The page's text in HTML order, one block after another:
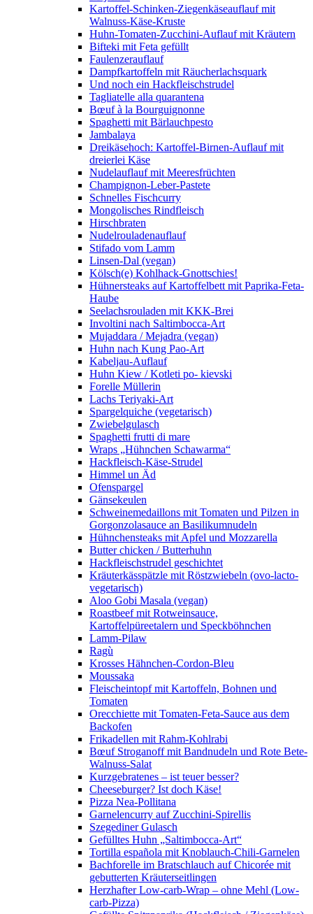
Kartoffel-Schinken-Ziegenkäseauflauf mit
Walnuss-Käse-Kruste
Huhn-Tomaten-Zucchini-Auflauf mit Kräutern
Bifteki mit Feta gefüllt
Faulenzerauflauf
Dampfkartoffeln mit Räucherlachsquark
Und noch ein Hackfleischstrudel
Tagliatelle alla quarantena
Bœuf à la Bourguignonne
Spaghetti mit Bärlauchpesto
Jambalaya
Dreikäsehoch: Kartoffel-Birnen-Auflauf mit
dreierlei Käse
Nudelauflauf mit Meeresfrüchten
Champignon-Leber-Pastete
Schnelles Fischcurry
Mongolisches Rindfleisch
Hirschbraten
Nudelrouladenauflauf
Stifado vom Lamm
Linsen-Dal (vegan)
Kölsch(e) Kohlhack-Gnottschies!
Hühnersteaks auf Kartoffelbett mit Paprika-Feta-
Haube
Seelachsrouladen mit KKK-Brei
Involtini nach Saltimbocca-Art
Mujaddara / Mejadra (vegan)
Huhn nach Kung Pao-Art
Kabeljau-Auflauf
Huhn Kiew / Kotleti po- kievski
Forelle Müllerin
Lachs Teriyaki-Art
Spargelquiche (vegetarisch)
Zwiebelgulasch
Spaghetti frutti di mare
Wraps „Hühnchen Schawarma“
Hackfleisch-Käse-Strudel
Himmel un Äd
Ofenspargel
Gänsekeulen
Schweinemedaillons mit Tomaten und Pilzen in
Gorgonzolasauce an Basilikumnudeln
Hühnchensteaks mit Apfel und Mozzarella
Butter chicken / Butterhuhn
Hackfleischstrudel geschichtet
Kräuterkässpätzle mit Röstzwiebeln (ovo-lacto-
vegetarisch)
Aloo Gobi Masala (vegan)
Roastbeef mit Rotweinsauce,
Kartoffelpüreetalern und Speckböhnchen
Lamm-Pilaw
Ragù
Krosses Hähnchen-Cordon-Bleu
Moussaka
Fleischeintopf mit Kartoffeln, Bohnen und
Tomaten
Orecchiette mit Tomaten-Feta-Sauce aus dem
Backofen
Frikadellen mit Rahm-Kohlrabi
Bœuf Stroganoff mit Bandnudeln und Rote Bete-
Walnuss-Salat
Kurzgebratenes – ist teuer besser?
Cheeseburger? Ist doch Käse!
Pizza Nea-Pollitana
Garnelencurry auf Zucchini-Spirellis
Szegediner Gulasch
Gefülltes Huhn „Saltimbocca-Art“
Tortilla española mit Knoblauch-Chili-Garnelen
Bachforelle im Bratschlauch auf Chicorée mit
gebutterten Kräuterseitlingen
Herzhafter Low-carb-Wrap – ohne Mehl (Low-
carb-Pizza)